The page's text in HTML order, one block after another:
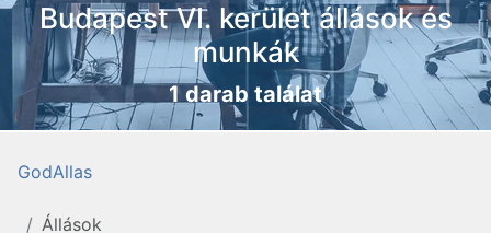
Budapest VI. kerület állások és
munkák
1 darab találat
GodAllas
Állások